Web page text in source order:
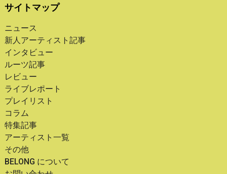
サイトマップ
ニュース
新人アーティスト記事
インタビュー
ルーツ記事
レビュー
ライブレポート
プレイリスト
コラム
特集記事
アーティスト一覧
その他
BELONG について